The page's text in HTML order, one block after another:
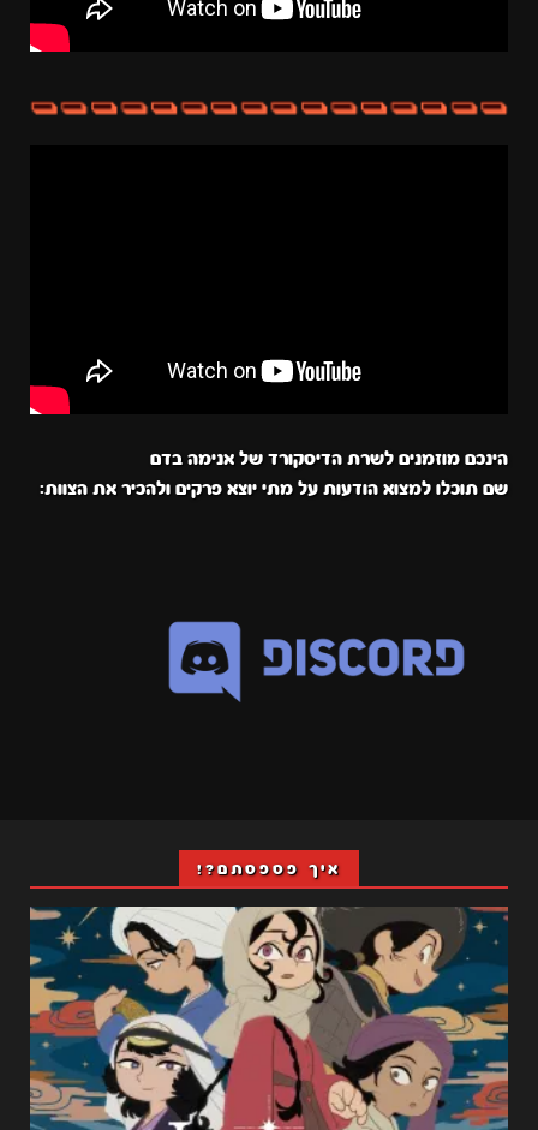
הינכם מוזמנים לשרת הדיסקורד של אנימה בדם
שם תוכלו למצוא הודעות על מתי יוצא פרקים ולהכיר את הצוות:
איך פספסתם?!